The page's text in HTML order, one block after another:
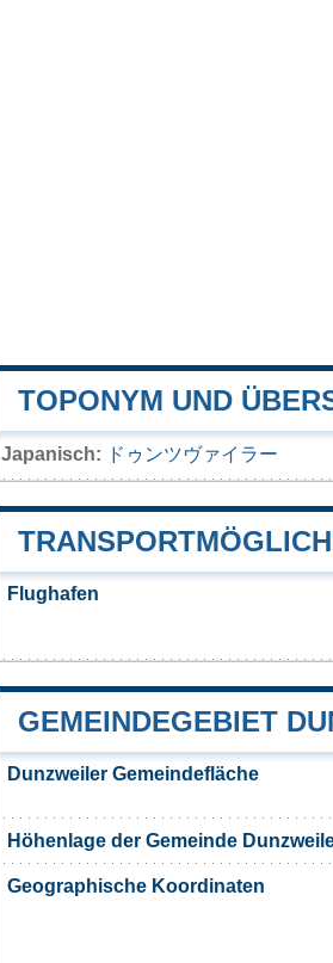
TOPONYM UND
Japanisch: ドゥンツヴァイラー
Flughafen
GEMEINDEGEBIET
Dunzweiler Gemeindefläche
Höhenlage der Gemeinde
Geographische Koordinaten